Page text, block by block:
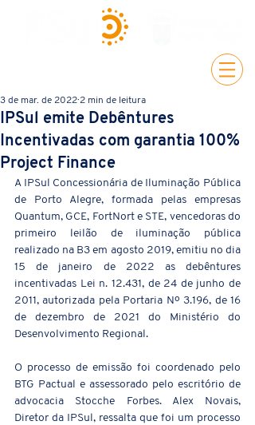
IPSul emite Debêntures
Incentivadas com garantia 100%
Project Finance
3 de mar. de 2022 2 min de leitura
A IPSul Concessionária de Iluminação Pública
de Porto Alegre, formada pelas empresas
Quantum, GCE, FortNort e STE, vencedoras do
primeiro leilão de iluminação pública
realizado na B3 em agosto 2019, emitiu no dia
15 de janeiro de 2022 as debêntures
incentivadas Lei n. 12.431, de 24 de junho de
2011, autorizada pela Portaria Nº 3.196, de 16
de dezembro de 2021 do Ministério do
Desenvolvimento Regional.
O processo de emissão foi coordenado pelo
BTG Pactual e assessorado pelo escritório de
advocacia Stocche Forbes. Alex Novais,
Diretor da IPSul, ressalta que foi um processo